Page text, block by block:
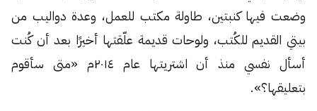
وضعت فيها كنبتين، طاولة مكتب للعمل، وعدة دواليب من
بيتي القديم للكُتب، ولوحات قديمة علّقتها أخيرًا بعد أن كُنت
أسأل نفسي منذ أن اشتريتها عام ٢٠١٤م «متى سأقوم
بتعليقها؟».